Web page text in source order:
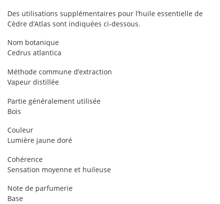
Des utilisations supplémentaires pour l’huile essentielle de
Cèdre d’Atlas sont indiquées ci-dessous.
Nom botanique
Cedrus atlantica
Méthode commune d’extraction
Vapeur distillée
Partie généralement utilisée
Bois
Couleur
Lumière jaune doré
Cohérence
Sensation moyenne et huileuse
Note de parfumerie
Base